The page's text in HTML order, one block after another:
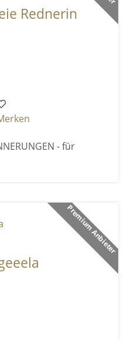
Rednerin
- für
Premium Anbieter